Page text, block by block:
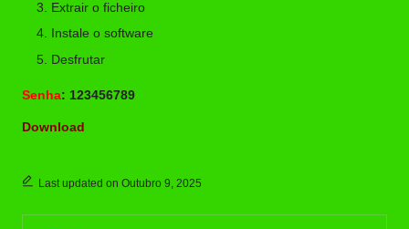
Extrair o ficheiro
Instale o software
Desfrutar
Senha: 123456789
Download
Last updated on Outubro 9, 2025